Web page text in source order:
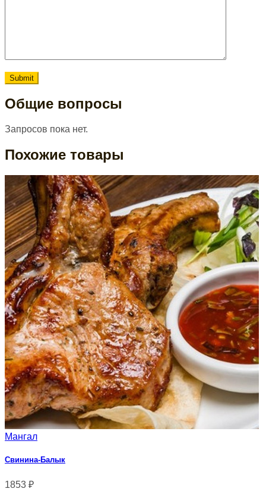
Общие вопросы
Запросов пока нет.
Похожие товары
Мангал
Свинина-Балык
1853 ₽